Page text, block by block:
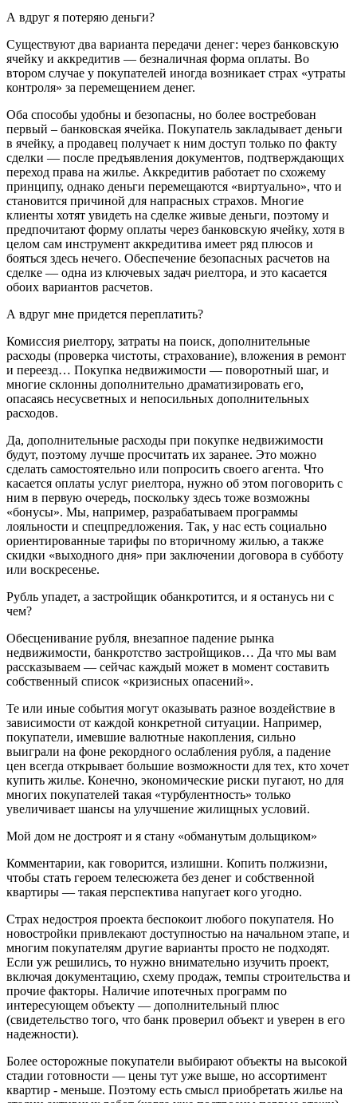
А вдруг я потеряю деньги?
Существуют два варианта передачи денег: через банковскую
ячейку и аккредитив — безналичная форма оплаты. Во
втором случае у покупателей иногда возникает страх «утраты
контроля» за перемещением денег.
Оба способы удобны и безопасны, но более востребован
первый – банковская ячейка. Покупатель закладывает деньги
в ячейку, а продавец получает к ним доступ только по факту
сделки — после предъявления документов, подтверждающих
переход права на жилье. Аккредитив работает по схожему
принципу, однако деньги перемещаются «виртуально», что и
становится причиной для напрасных страхов. Многие
клиенты хотят увидеть на сделке живые деньги, поэтому и
предпочитают форму оплаты через банковскую ячейку, хотя в
целом сам инструмент аккредитива имеет ряд плюсов и
бояться здесь нечего. Обеспечение безопасных расчетов на
сделке — одна из ключевых задач риелтора, и это касается
обоих вариантов расчетов.
А вдруг мне придется переплатить?
Комиссия риелтору, затраты на поиск, дополнительные
расходы (проверка чистоты, страхование), вложения в ремонт
и переезд… Покупка недвижимости — поворотный шаг, и
многие склонны дополнительно драматизировать его,
опасаясь несусветных и непосильных дополнительных
расходов.
Да, дополнительные расходы при покупке недвижимости
будут, поэтому лучше просчитать их заранее. Это можно
сделать самостоятельно или попросить своего агента. Что
касается оплаты услуг риелтора, нужно об этом поговорить с
ним в первую очередь, поскольку здесь тоже возможны
«бонусы». Мы, например, разрабатываем программы
лояльности и спецпредложения. Так, у нас есть социально
ориентированные тарифы по вторичному жилью, а также
скидки «выходного дня» при заключении договора в субботу
или воскресенье.
Рубль упадет, а застройщик обанкротится, и я останусь ни с
чем?
Обесценивание рубля, внезапное падение рынка
недвижимости, банкротство застройщиков… Да что мы вам
рассказываем — сейчас каждый может в момент составить
собственный список «кризисных опасений».
Те или иные события могут оказывать разное воздействие в
зависимости от каждой конкретной ситуации. Например,
покупатели, имевшие валютные накопления, сильно
выиграли на фоне рекордного ослабления рубля, а падение
цен всегда открывает большие возможности для тех, кто хочет
купить жилье. Конечно, экономические риски пугают, но для
многих покупателей такая «турбулентность» только
увеличивает шансы на улучшение жилищных условий.
Мой дом не достроят и я стану «обманутым дольщиком»
Комментарии, как говорится, излишни. Копить полжизни,
чтобы стать героем телесюжета без денег и собственной
квартиры — такая перспектива напугает кого угодно.
Страх недостроя проекта беспокоит любого покупателя. Но
новостройки привлекают доступностью на начальном этапе, и
многим покупателям другие варианты просто не подходят.
Если уж решились, то нужно внимательно изучить проект,
включая документацию, схему продаж, темпы строительства и
прочие факторы. Наличие ипотечных программ по
интересующем объекту — дополнительный плюс
(свидетельство того, что банк проверил объект и уверен в его
надежности).
Более осторожные покупатели выбирают объекты на высокой
стадии готовности — цены тут уже выше, но ассортимент
квартир - меньше. Поэтому есть смысл приобретать жилье на